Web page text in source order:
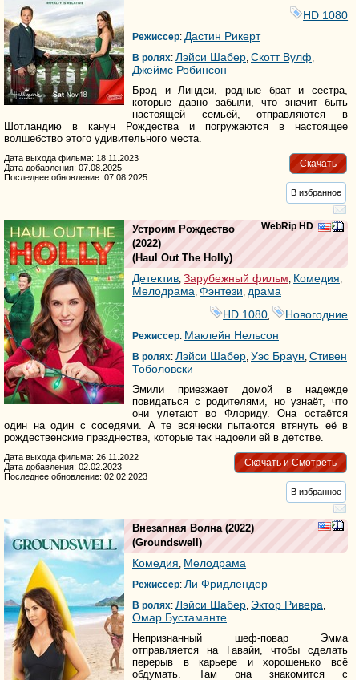
HD 1080
Режиссер: Дастин Рикерт
В ролях: Лэйси Шабер, Скотт Вулф,
Джеймс Робинсон
Брэд и Линдси, родные брат и сестра,
которые давно забыли, что значит быть
настоящей семьёй, отправляются в
Шотландию в канун Рождества и погружаются в настоящее
волшебство этого удивительного места.
Скачать
Дата выхода фильма: 18.11.2023
Дата добавления: 07.08.2025
Последнее обновление: 07.08.2025
В избранное
WebRip HD
Устроим Рождество
(2022)
(Haul Out The Holly)
Детектив, Зарубежный фильм, Комедия,
Мелодрама, Фэнтези, драма
HD 1080
Новогодние
Режиссер: Маклейн Нельсон
В ролях: Лэйси Шабер, Уэс Браун, Стивен
Тоболовски
Эмили приезжает домой в надежде
повидаться с родителями, но узнаёт, что
они улетают во Флориду. Она остаётся
один на один с соседями. А те всячески пытаются втянуть её в
рождественские празднества, которые так надоели ей в детстве.
Скачать и Смотреть
Дата выхода фильма: 26.11.2022
Дата добавления: 02.02.2023
Последнее обновление: 02.02.2023
В избранное
Внезапная Волна(2022)
(Groundswell )
Комедия, Мелодрама
Режиссер: Ли Фридлендер
В ролях: Лэйси Шабер, Эктор Ривера,
Омар Бустаманте
Непризнанный шеф-повар Эмма
отправляется на Гавайи, чтобы сделать
перерыв в карьере и хорошенько всё
обдумать. Там она знакомится с